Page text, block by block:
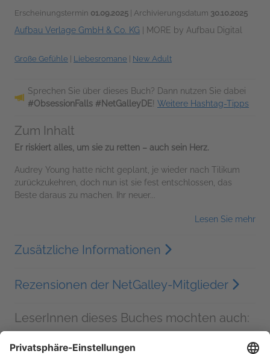
Erscheinungstermin 01.09.2025 | Archivierungsdatum 30.10.2025
Aufbau Verlage GmbH & Co. KG MORE by Aufbau Digital
Große Gefühle Liebesromane New Adult
Sprechen Sie über dieses Buch? Dann nutzen Sie dabei
#ObsessionFalls #NetGalleyDE! Weitere Hashtag-Tipps
Zum Inhalt
Er riskiert alles, um sie zu retten – auch sein Herz.
Audrey Young hatte nicht geplant, je wieder nach Tilikum
zurückzukehren, doch nun ist sie fest entschlossen, das
Beste daraus zu machen. Ihr neuer...
Lesen Sie mehr
Zusätzliche Informationen
Rezensionen der NetGalley-Mitglieder
LeserInnen dieses Buches mochten auch: